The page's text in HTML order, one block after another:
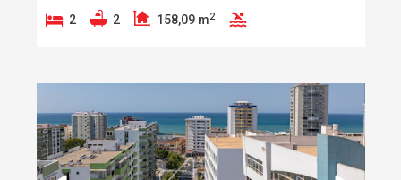
2 2 158,09 m2